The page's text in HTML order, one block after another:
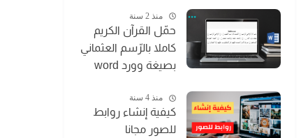
منذ 2 سنة
حمّل القرآن الكريم
كاملا بالرّسم العثماني
بصيغة وورد word
منذ 4 سنة
كيفية إنشاء روابط
للصور مجانا